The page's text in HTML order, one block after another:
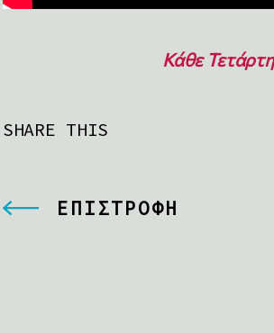
Κάθε
SHARE THIS
ΕΠΙΣΤΡΟΦΗ